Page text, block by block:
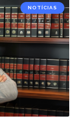
NOTÍCIAS